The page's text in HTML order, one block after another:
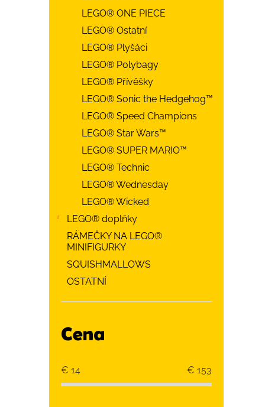
LEGO® ONE PIECE
LEGO® Ostatní
LEGO® Plyšáci
LEGO® Polybagy
LEGO® Přívěšky
LEGO® Sonic the Hedgehog™
LEGO® Speed Champions
LEGO® Star Wars™
LEGO® SUPER MARIO™
LEGO® Technic
LEGO® Wednesday
LEGO® Wicked
LEGO® doplňky
RÁMEČKY NA LEGO®
MINIFIGURKY
SQUISHMALLOWS
OSTATNÍ
Cena
€ 14 € 153